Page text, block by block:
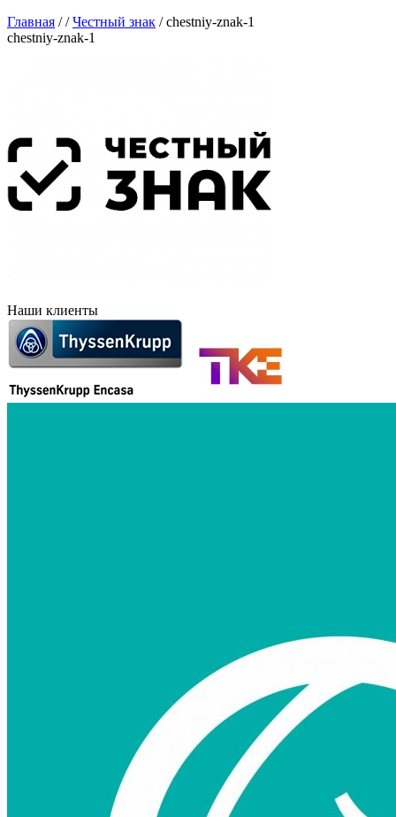
Главная //Честный знак /chestniy-znak-1
chestniy-znak-1
Наши клиенты